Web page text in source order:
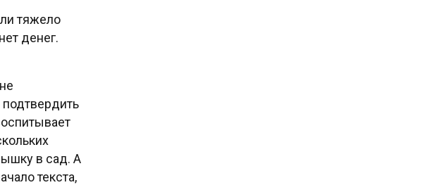
тяжело
денег.
в сад. А
текста,